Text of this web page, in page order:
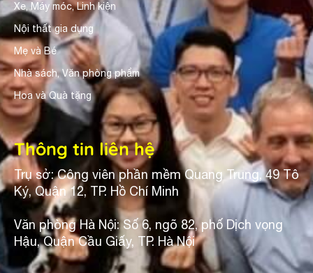
Xe, Máy móc, Linh kiện
Nội thất gia dụng
Mẹ và Bé
Nhà sách, Văn phòng phẩm
Hoa và Quà tặng
Thông tin liên hệ
Trụ sở: Công viên phần mềm Quang Trung, 49 Tô
Ký, Quận 12, TP. Hồ Chí Minh
Văn phòng Hà Nội: Số 6, ngõ 82, phố Dịch vọng
Hậu, Quận Cầu Giấy, TP. Hà Nội